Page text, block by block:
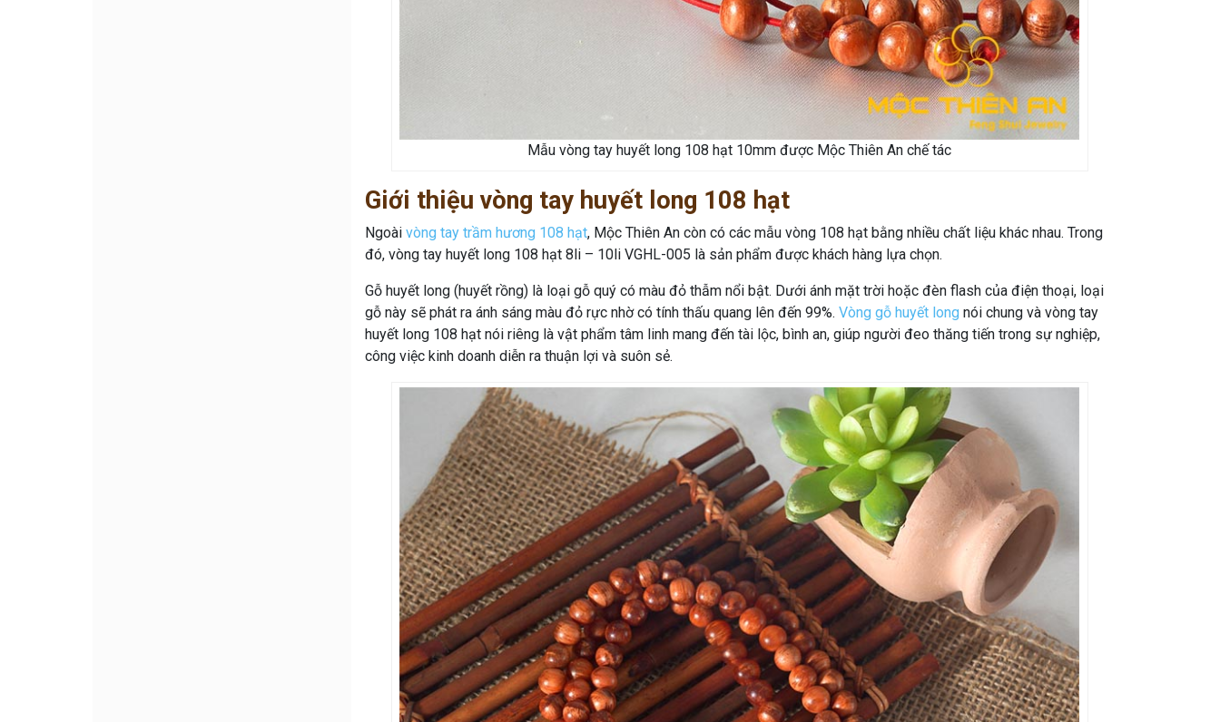
Mẫu vòng tay huyết long 108 hạt 10mm được Mộc Thiên An chế tác
Giới thiệu vòng tay huyết long 108 hạt
Ngoài vòng tay trầm hương 108 hạt, Mộc Thiên An còn có các mẫu vòng 108 hạt bằng nhiều chất liệu khác nhau. Trong
đó, vòng tay huyết long 108 hạt 8li – 10li VGHL-005 là sản phẩm được khách hàng lựa chọn.
Gỗ huyết long (huyết rồng) là loại gỗ quý có màu đỏ thẫm nổi bật. Dưới ánh mặt trời hoặc đèn flash của điện thoại, loại
gỗ này sẽ phát ra ánh sáng màu đỏ rực nhờ có tính thấu quang lên đến 99%. Vòng gỗ huyết long nói chung và vòng tay
huyết long 108 hạt nói riêng là vật phẩm tâm linh mang đến tài lộc, bình an, giúp người đeo thăng tiến trong sự nghiệp,
công việc kinh doanh diễn ra thuận lợi và suôn sẻ.